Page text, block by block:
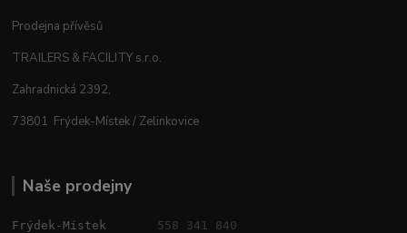
Prodejna přívěsů
TRAILERS & FACILITY s.r.o.
Zahradnická 2392,
73801 Frýdek-Místek / Zelinkovice
Naše prodejny
Frýdek-Místek 558 341 840